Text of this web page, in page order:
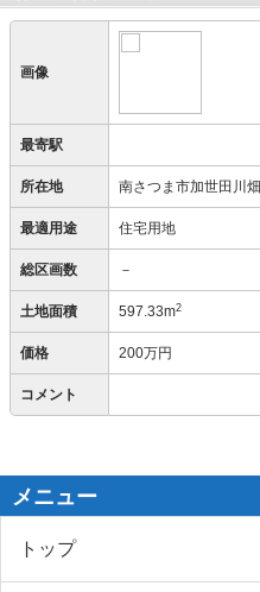
画像
最寄駅
所在地 南さつま市加世田川畑
最適用途 住宅用地
総区画数 －
土地面積 597.33m2
価格 200万円
コメント
メニュー
トップ